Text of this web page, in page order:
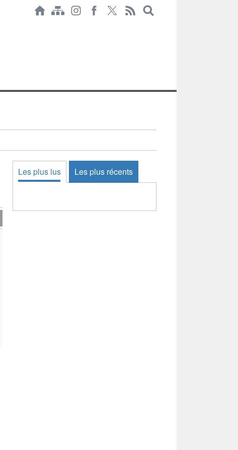
Les plus lus Les plus récents